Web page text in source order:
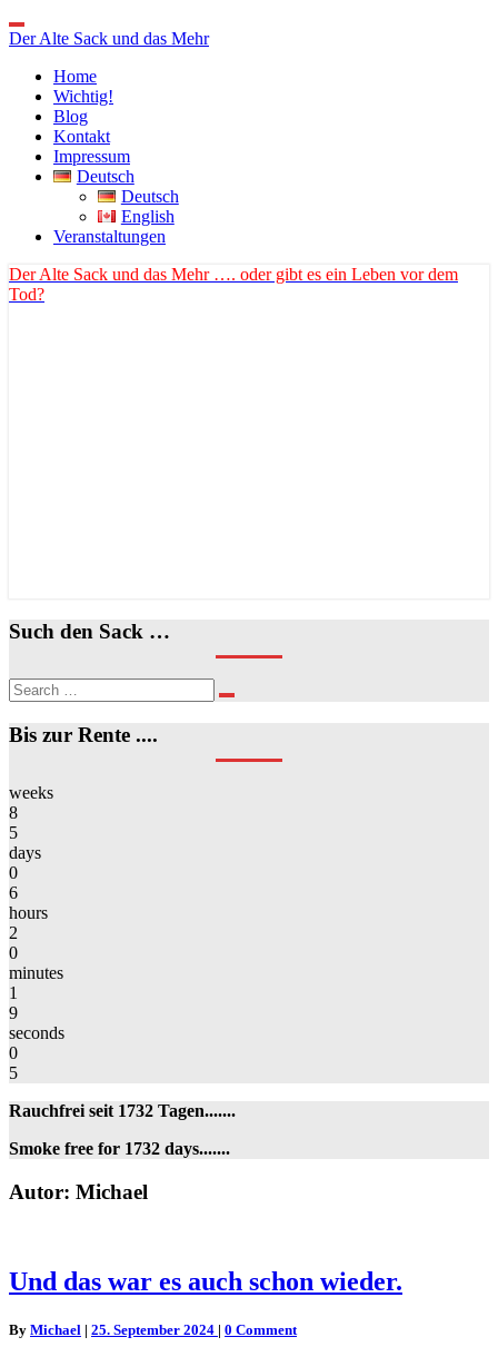
Toggle
Navigation
Der Alte Sack und das Mehr
Home
Wichtig!
Blog
Kontakt
Impressum
Deutsch
Deutsch
English
Veranstaltungen
Der Alte Sack und das Mehr …. oder gibt es ein Leben vor dem
Tod?
Such den Sack …
Search
for:
Search
Bis zur Rente ....
weeks
8
5
days
0
6
hours
2
0
minutes
1
9
seconds
0
5
Rauchfrei seit 1732 Tagen.......
Smoke free for 1732 days.......
Autor: Michael
Und
das
es
Und das war es auch schon wieder.
By Michael | 25. September 2024 | Comments
0 Comment